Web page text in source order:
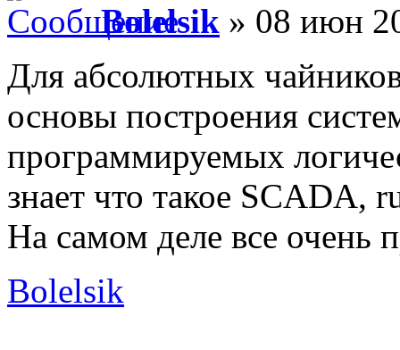
Bolelsik » 08 июн
Для абсолютных
основы построения
программируемых
знает что такое SCADA,
На самом деле все очень
Bolelsik